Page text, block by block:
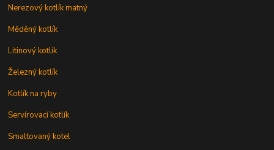
Nerezový kotlík matný
Měděný kotlík
Litinový kotlík
Železný kotlík
Kotlík na ryby
Servírovací kotlík
Smaltovaný kotel